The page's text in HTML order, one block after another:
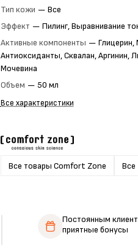
Тип кожи — Все
Эффект — Пилинг, Выравнивание
Активные компоненты —
Антиоксиданты, Сквалан, Аргинин,
Мочевина
Объем — 50 мл
Все характеристики
Все товары Comfort Zone Все
Постоянным
приятные бонусы